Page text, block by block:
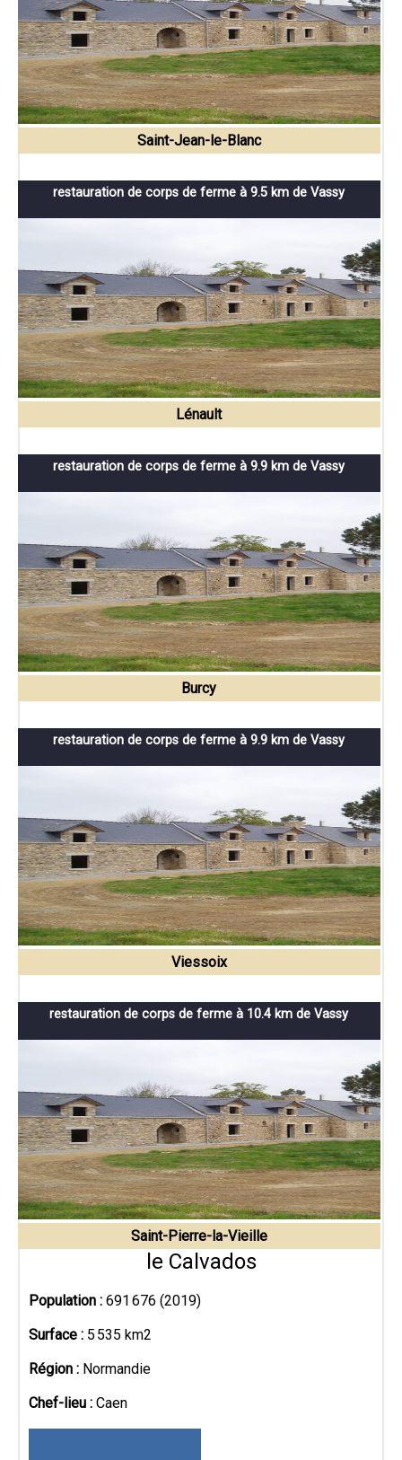
Saint-Jean-le-Blanc
restauration de corps de ferme à 9.5 km de Vassy
Lénault
restauration de corps de ferme à 9.9 km de Vassy
Burcy
restauration de corps de ferme à 9.9 km de Vassy
Viessoix
restauration de corps de ferme à 10.4 km de Vassy
Saint-Pierre-la-Vieille
le Calvados
Population : 691 676 (2019)
Surface : 5 535 km2
Région : Normandie
Chef-lieu : Caen